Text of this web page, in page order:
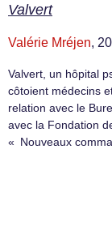
Valvert
Valérie Mréjen,
Valvert, un hôpital
côtoient médecins
relation avec le
avec la Fondation
« Nouveaux